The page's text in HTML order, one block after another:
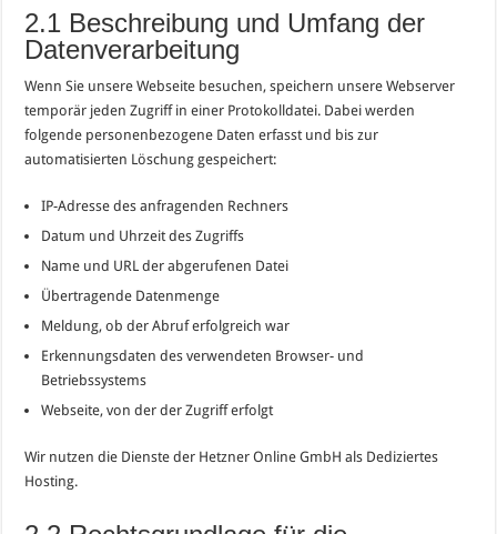
2.1 Beschreibung und Umfang der
Datenverarbeitung
Wenn Sie unsere Webseite besuchen, speichern unsere Webserver
temporär jeden Zugriff in einer Protokolldatei. Dabei werden
folgende personenbezogene Daten erfasst und bis zur
automatisierten Löschung gespeichert:
IP-Adresse des anfragenden Rechners
Datum und Uhrzeit des Zugriffs
Name und URL der abgerufenen Datei
Übertragende Datenmenge
Meldung, ob der Abruf erfolgreich war
Erkennungsdaten des verwendeten Browser- und
Betriebssystems
Webseite, von der der Zugriff erfolgt
Wir nutzen die Dienste der Hetzner Online GmbH als Dediziertes
Hosting.